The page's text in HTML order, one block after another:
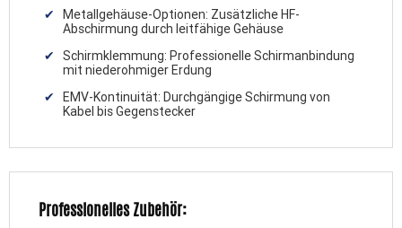
Metallgehäuse-Optionen: Zusätzliche HF-
Abschirmung durch leitfähige Gehäuse
Schirmklemmung: Professionelle Schirmanbindung
mit niederohmiger Erdung
EMV-Kontinuität: Durchgängige Schirmung von
Kabel bis Gegenstecker
Professionelles Zubehör: